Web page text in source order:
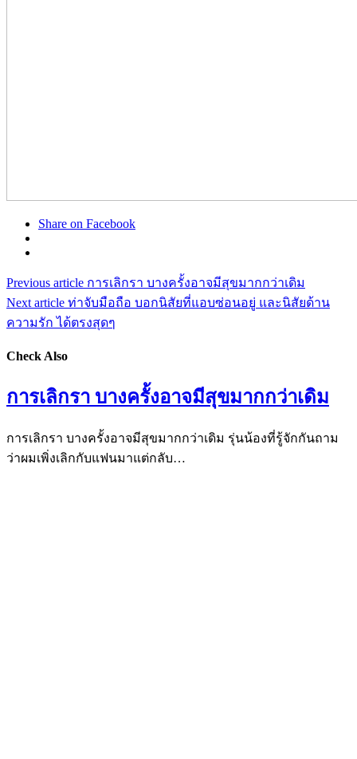
Share on Facebook
Previous article การเลิกรา บางครั้งอาจมีสุขมากกว่าเดิม
Next article ท่าจับมือถือ บอกนิสัยที่แอบซ่อนอยู่ และนิสัยด้าน
ความรัก ได้ตรงสุดๆ
Check Also
การเลิกรา บางครั้งอาจมีสุขมากกว่าเดิม
การเลิกรา บางครั้งอาจมีสุขมากกว่าเดิม รุ่นน้องที่รู้จักกันถาม
ว่าผมเพิ่งเลิกกับแฟนมาแต่กลับ…